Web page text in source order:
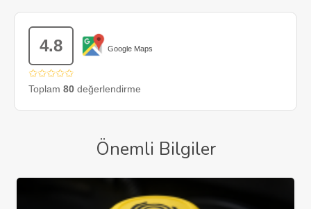
4.8 Google Maps
✩✩✩✩✩
Toplam 80 değerlendirme
Önemli Bilgiler